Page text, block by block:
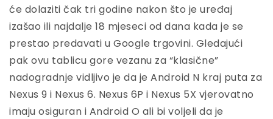
će dolaziti čak tri godine nakon što je uređaj
izašao ili najdalje 18 mjeseci od dana kada je se
prestao predavati u Google trgovini. Gledajući
pak ovu tablicu gore vezanu za “klasične”
nadogradnje vidljivo je da je Android N kraj puta za
Nexus 9 i Nexus 6. Nexus 6P i Nexus 5X vjerovatno
imaju osiguran i Android O ali bi voljeli da je